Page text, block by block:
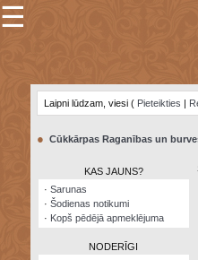
×
Šodienas
☰
Laipni lūdzam, viesi ( Pieteikties |
● Cūkkārpas Raganības un
KAS JAUNS?
· Sarunas
· Šodienas notikumi
· Kopš pēdējā apmeklējuma
NODERĪGI